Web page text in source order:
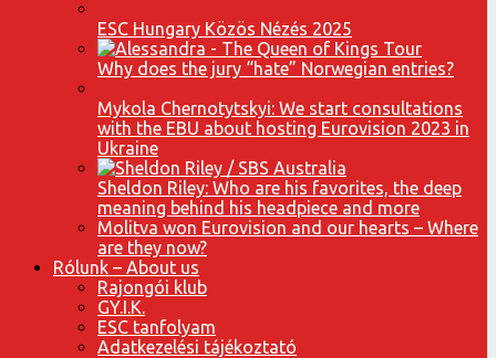
ESC Hungary Közös Nézés 2025
Why does the jury “hate” Norwegian entries?
Mykola Chernotytskyi: We start consultations
with the EBU about hosting Eurovision 2023 in
Ukraine
Sheldon Riley: Who are his favorites, the deep
meaning behind his headpiece and more
Molitva won Eurovision and our hearts – Where
are they now?
Rólunk – About us
Rajongói klub
GY.I.K.
ESC tanfolyam
Adatkezelési tájékoztató